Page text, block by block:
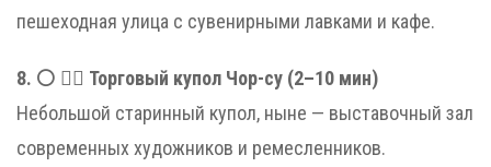
пешеходная улица с сувенирными лавками и кафе.
8. ⚪️ 🚶‍♂️ Торговый купол Чор-су (2–10 мин)
Небольшой старинный купол, ныне — выставочный зал
современных художников и ремесленников.